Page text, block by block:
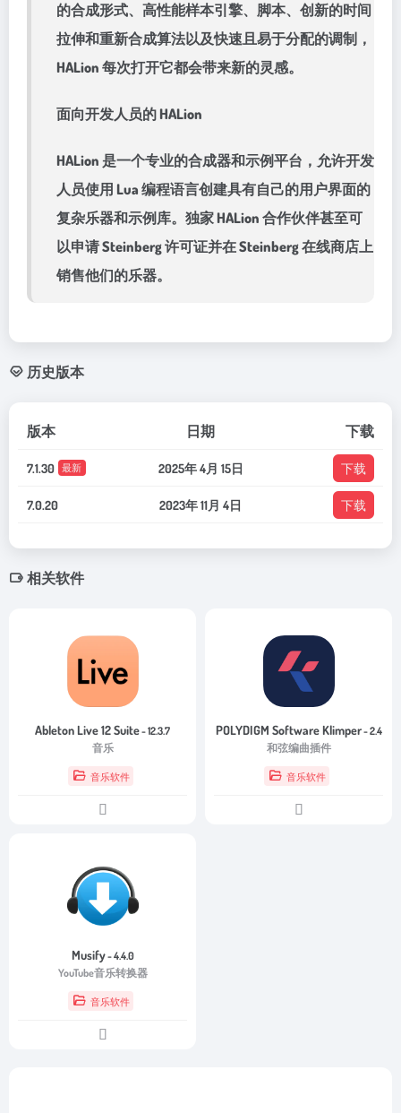
的合成形式、高性能样本引擎、脚本、创新的时间
拉伸和重新合成算法以及快速且易于分配的调制，
HALion 每次打开它都会带来新的灵感。
面向开发人员的 HALion
HALion 是一个专业的合成器和示例平台，允许开发
人员使用 Lua 编程语言创建具有自己的用户界面的
复杂乐器和示例库。独家 HALion 合作伙伴甚至可
以申请 Steinberg 许可证并在 Steinberg 在线商店上
销售他们的乐器。
历史版本
版本 日期 下载
7.1.30 最新 2025年 4月 15日 下载
7.0.20 2023年 11月 4日 下载
相关软件
Ableton Live 12 Suite- 12.3.7
音乐
音乐软件
POLYDIGM Software Klimper- 2.4
和弦编曲插件
音乐软件
Musify- 4.4.0
YouTube音乐转换器
音乐软件